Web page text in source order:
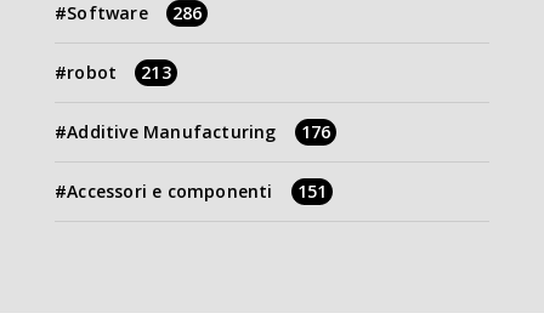
Software 286
robot 213
Additive Manufacturing 176
Accessori e componenti 151